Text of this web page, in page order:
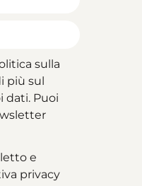
sulla
più sul
dati. Puoi
e
privacy